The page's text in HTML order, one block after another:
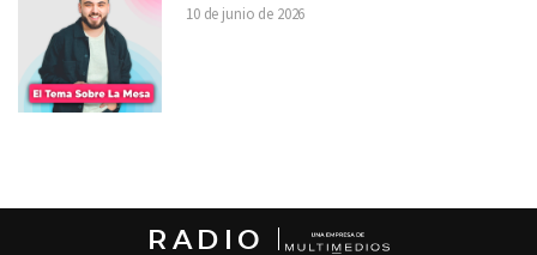
10 de junio de 2026
RADIO